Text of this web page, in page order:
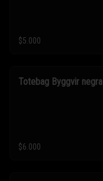
$5.000
Totebag Byggvir negra
$6.000